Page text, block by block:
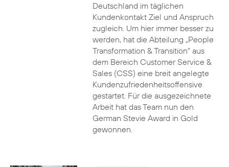
Deutschland im täglichen
Kundenkontakt Ziel und Anspruch
zugleich. Um hier immer besser zu
werden, hat die Abteilung „People
Transformation & Transition“ aus
dem Bereich Customer Service &
Sales (CSS) eine breit angelegte
Kundenzufriedenheitsoffensive
gestartet. Für die ausgezeichnete
Arbeit hat das Team nun den
German Stevie Award in Gold
gewonnen.